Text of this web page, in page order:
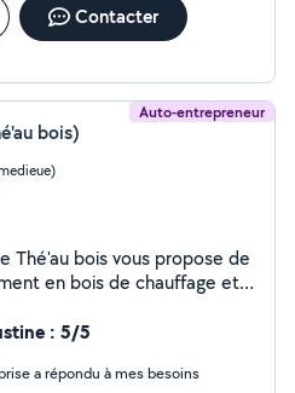
Contacter
Auto-entrepreneur
bois)
en bois de chauffage et
à la demande du client
gratuit ;
: 5/5
a répondu à mes besoins